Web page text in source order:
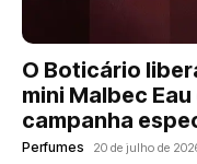
O Boticário
mini Malbec
campanha
Perfumes 20 de julho de